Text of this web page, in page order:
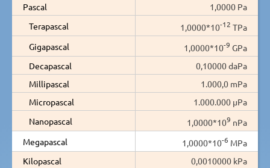
Pascal
1,0000 Pa
Terapascal
1,0000*10-12 TPa
Gigapascal
1,0000*10-9 GPa
Decapascal
0,10000 daPa
Millipascal
1.000,0 mPa
Micropascal
1.000.000 µPa
Nanopascal
1,0000*109 nPa
Megapascal
1,0000*10-6 MPa
Kilopascal
0,0010000 kPa